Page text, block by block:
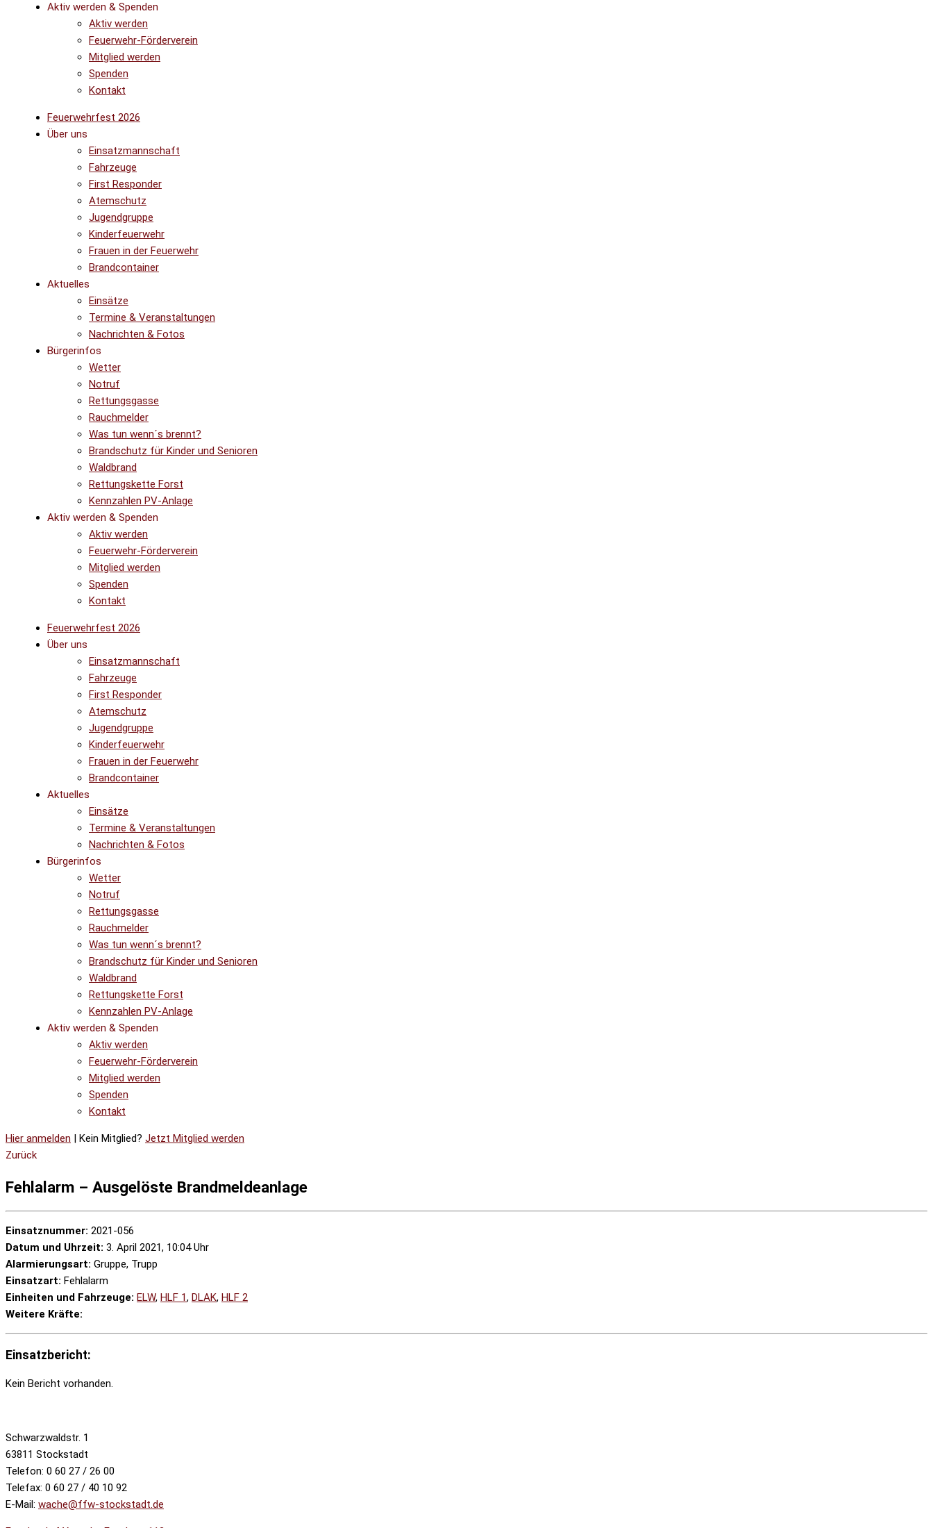
Aktiv werden & Spenden
Aktiv werden
Feuerwehr-Förderverein
Mitglied werden
Spenden
Kontakt
Feuerwehrfest 2026
Über uns
Einsatzmannschaft
Fahrzeuge
First Responder
Atemschutz
Jugendgruppe
Kinderfeuerwehr
Frauen in der Feuerwehr
Brandcontainer
Aktuelles
Einsätze
Termine & Veranstaltungen
Nachrichten & Fotos
Bürgerinfos
Wetter
Notruf
Rettungsgasse
Rauchmelder
Was tun wenn´s brennt?
Brandschutz für Kinder und Senioren
Waldbrand
Rettungskette Forst
Kennzahlen PV-Anlage
Aktiv werden & Spenden
Aktiv werden
Feuerwehr-Förderverein
Mitglied werden
Spenden
Kontakt
Feuerwehrfest 2026
Über uns
Einsatzmannschaft
Fahrzeuge
First Responder
Atemschutz
Jugendgruppe
Kinderfeuerwehr
Frauen in der Feuerwehr
Brandcontainer
Aktuelles
Einsätze
Termine & Veranstaltungen
Nachrichten & Fotos
Bürgerinfos
Wetter
Notruf
Rettungsgasse
Rauchmelder
Was tun wenn´s brennt?
Brandschutz für Kinder und Senioren
Waldbrand
Rettungskette Forst
Kennzahlen PV-Anlage
Aktiv werden & Spenden
Aktiv werden
Feuerwehr-Förderverein
Mitglied werden
Spenden
Kontakt
Hier anmelden | Kein Mitglied? Jetzt Mitglied werden
Zurück
Fehlalarm – Ausgelöste Brandmeldeanlage
Einsatznummer: 2021-056
Datum und Uhrzeit: 3. April 2021, 10:04 Uhr
Alarmierungsart: Gruppe, Trupp
Einsatzart: Fehlalarm
Einheiten und Fahrzeuge: ELW, HLF 1, DLAK, HLF 2
Weitere Kräfte:
Einsatzbericht:
Kein Bericht vorhanden.
Schwarzwaldstr. 1
63811 Stockstadt
Telefon: 0 60 27 / 26 00
Telefax: 0 60 27 / 40 10 92
E-Mail: wache@ffw-stockstadt.de